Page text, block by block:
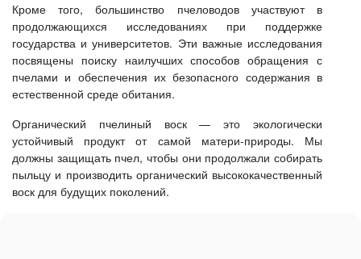
Кроме того, большинство пчеловодов участвуют в
продолжающихся исследованиях при поддержке
государства и университетов. Эти важные исследования
посвящены поиску наилучших способов обращения с
пчелами и обеспечения их безопасного содержания в
естественной среде обитания.
Органический пчелиный воск — это экологически
устойчивый продукт от самой матери-природы. Мы
должны защищать пчел, чтобы они продолжали собирать
пыльцу и производить органический высококачественный
воск для будущих поколений.